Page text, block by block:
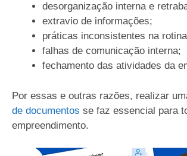
desorganização interna e
extravio de informações;
práticas inconsistentes na
falhas de comunicação interna;
fechamento das atividades da
Por essas e outras razões, realizar
de documentos se faz essencial para
empreendimento.